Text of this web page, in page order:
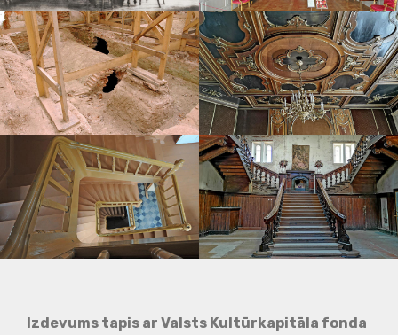
Izdevums tapis ar Valsts Kultūrkapitāla fonda